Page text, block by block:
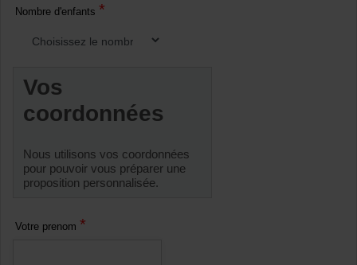
Nombre d'enfants *
Vos
coordonnées
Nous utilisons vos coordonnées
pour pouvoir vous préparer une
proposition personnalisée.
Votre prenom *